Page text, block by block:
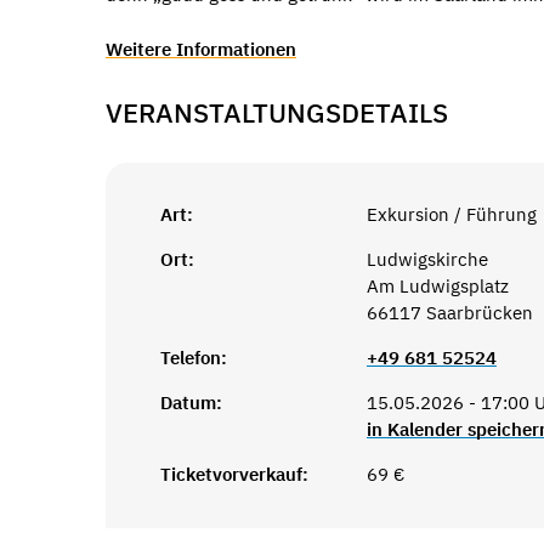
Weitere Informationen
VERANSTALTUNGSDETAILS
Art:
Exkursion / Führung
Ort:
Ludwigskirche
Am Ludwigsplatz
66117 Saarbrücken
Telefon:
+49 681 52524
Datum:
15.05.2026 - 17:00
in Kalender
Ticketvorverkauf:
69 €